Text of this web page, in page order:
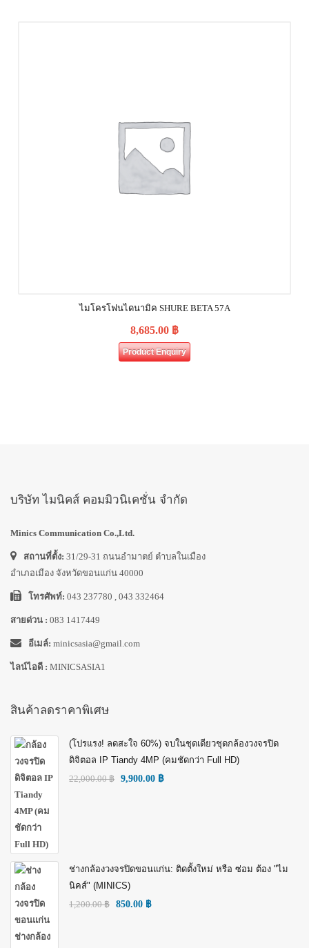
ไมโครโฟนไดนามิค SHURE BETA 57A
8,685.00 ฿
Product Enquiry
บริษัท ไมนิคส์ คอมมิวนิเคชั่น จำกัด
Minics Communication Co.,Ltd.
สถานที่ตั้ง: 31/29-31 ถนนอำมาตย์ ตำบลในเมือง
อำเภอเมือง จังหวัดขอนแก่น 40000
โทรศัพท์: 043 237780 , 043 332464
สายด่วน : 083 1417449
อีเมล์: minicsasia@gmail.com
ไลน์ไอดี : MINICSASIA1
สินค้าลดราคาพิเศษ
(โปรแรง! ลดสะใจ 60%) จบในชุดเดียวชุดกล้องวงจรปิด
ดิจิตอล IP Tiandy 4MP (คมชัดกว่า Full HD)
22,000.00฿ 9,900.00 ฿
ช่างกล้องวงจรปิดขอนแก่น: ติดตั้งใหม่ หรือ ซ่อม ต้อง "ไม
นิคส์" (MINICS)
1,200.00฿ 850.00 ฿